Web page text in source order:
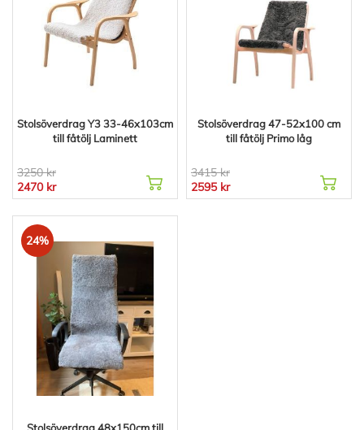
Stolsöverdrag Y3 33-46x103cm
till fåtölj Laminett
3250 kr
2470 kr
Stolsöverdrag 47-52x100 cm
till fåtölj Primo låg
3415 kr
2595 kr
24%